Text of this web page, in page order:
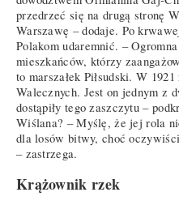
przedrzeć się na drugą stronę
Warszawę – dodaje. Po
Polakom udaremnić. –
mieszkańców, którzy
to marszałek Piłsudski. W
Walecznych. Jest on jednym z
dostąpiły tego zaszczytu –
Wiślana? – Myślę, że jej rola
dla losów bitwy, choć
– zastrzega.
Krążownik rzek